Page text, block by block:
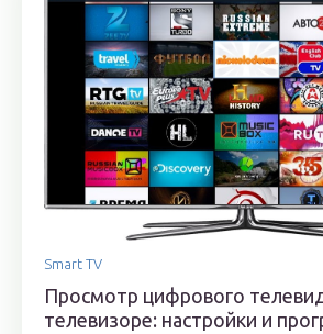
Smart TV
Просмотр цифрового
телевизоре: настройки и